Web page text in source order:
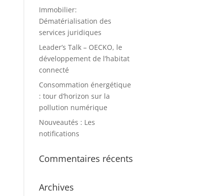
Immobilier:
Dématérialisation des
services juridiques
Leader’s Talk – OECKO, le
développement de l’habitat
connecté
Consommation énergétique
: tour d’horizon sur la
pollution numérique
Nouveautés : Les
notifications
Commentaires récents
Archives